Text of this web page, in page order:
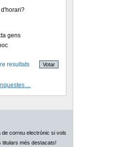
gens
resultats
...
de correu electrònic si vols
titulars més destacats!